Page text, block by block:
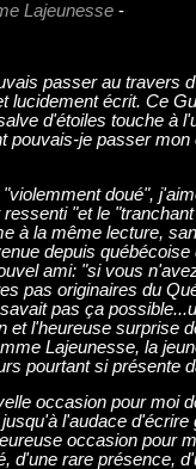
Lajeunesse -
passer au travers
lucidement écrit. Ce
d'étoiles touche à
pouvais-je passer
doué",
ressenti "et le
à la même lecture,
depuis
ami: "si vous
pas originaires du
pas ça
et l'heureuse surprise
Lajeunesse, la
pourtant si présente
occasion pour moi
l'audace
occasion pour
d'une rare présence,